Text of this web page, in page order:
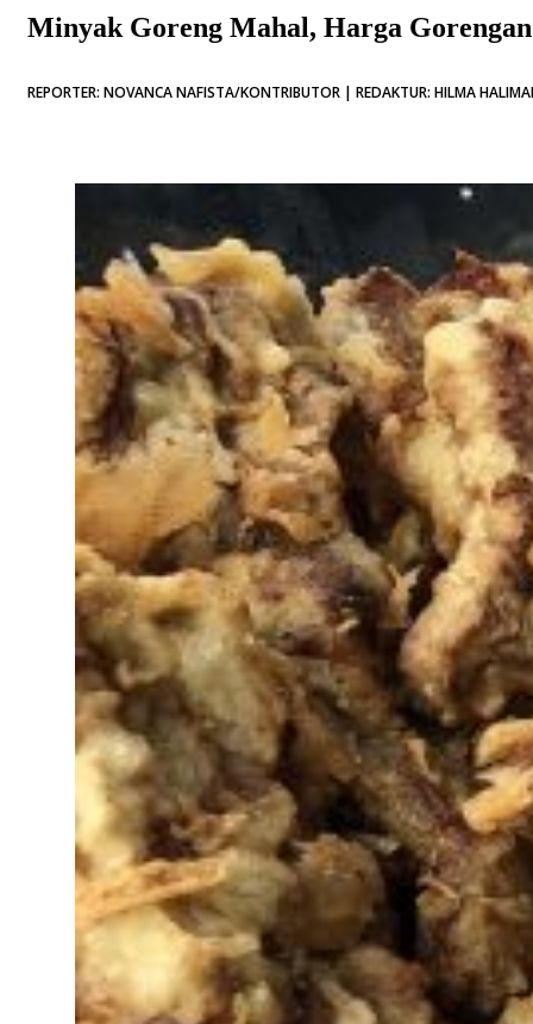
Minyak Goreng Mahal, Harga
REPORTER: NOVANCA NAFISTA/KONTRIBUTOR | REDAKTUR: HILMA